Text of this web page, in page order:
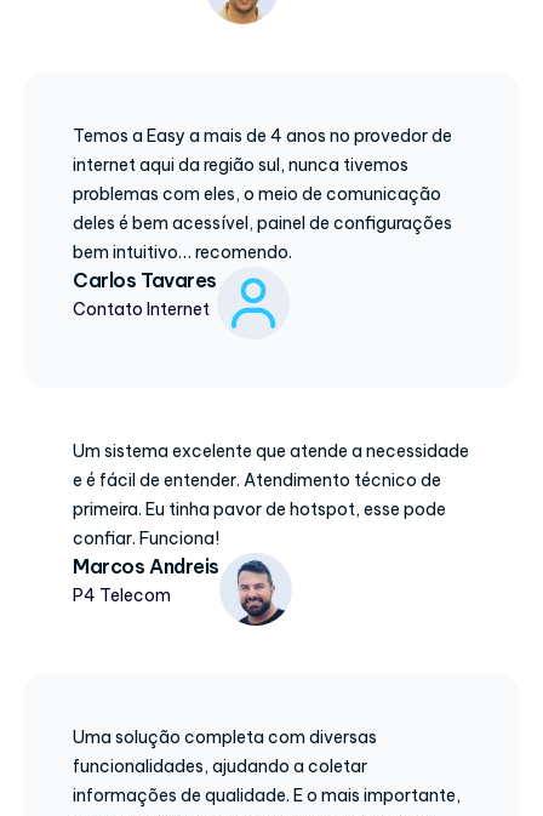
Temos a Easy a mais de 4 anos no provedor de
internet aqui da região sul, nunca tivemos
problemas com eles, o meio de comunicação
deles é bem acessível, painel de configurações
bem intuitivo… recomendo.
Carlos Tavares
Contato Internet
Um sistema excelente que atende a necessidade
e é fácil de entender. Atendimento técnico de
primeira. Eu tinha pavor de hotspot, esse pode
confiar. Funciona!
Marcos Andreis
P4 Telecom
Uma solução completa com diversas
funcionalidades, ajudando a coletar
informações de qualidade. E o mais importante,